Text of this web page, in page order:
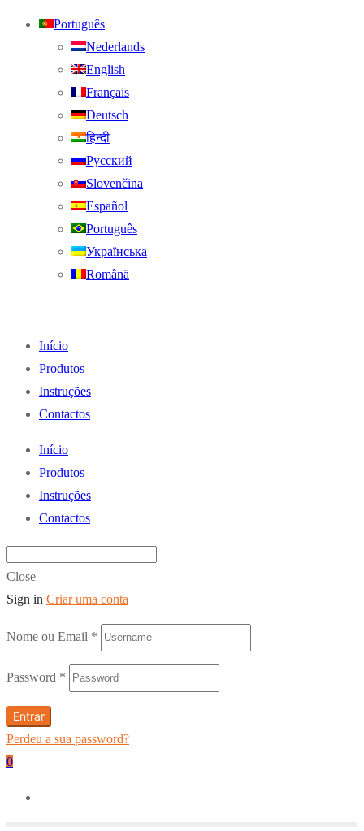
Português
Nederlands
English
Français
Deutsch
हिन्दी
Русский
Slovenčina
Español
Português
Українська
Română
Início
Produtos
Instruções
Contactos
Início
Produtos
Instruções
Contactos
Close
Sign in Criar uma conta
Nome ou Email *
Password *
Entrar
Perdeu a sua password?
0